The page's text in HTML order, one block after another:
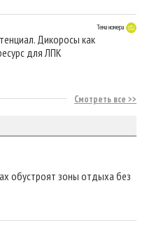
Тема номера
Дикоросы как
для ЛПК
Смотреть все
обустроят зоны отдыха без